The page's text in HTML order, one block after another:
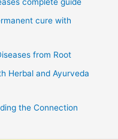
complete guide
cure with
from Root
Herbal and Ayurveda
the Connection